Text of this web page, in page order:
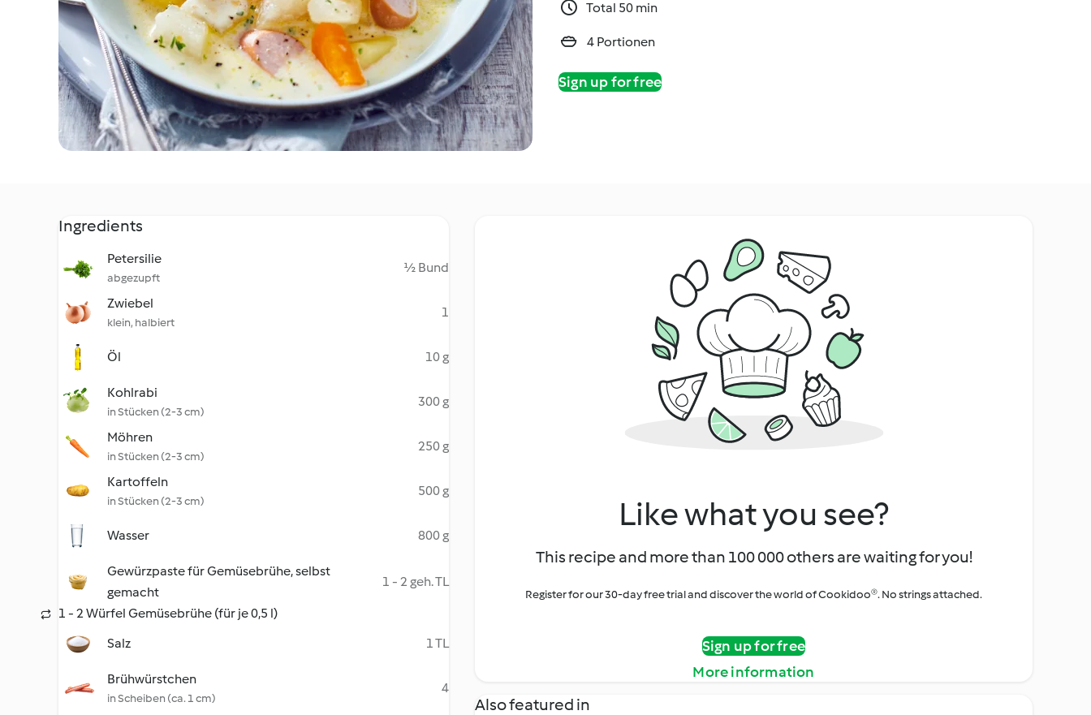
Total 50 min
4 Portionen
Sign up for free
Ingredients
Petersilie
abgezupft
½ Bund
Zwiebel
klein, halbiert
1
Öl 10 g
Kohlrabi
in Stücken (2-3 cm)
300 g
Möhren
in Stücken (2-3 cm)
250 g
Kartoffeln
in Stücken (2-3 cm)
500 g
Wasser 800 g
Gewürzpaste für Gemüsebrühe, selbst
gemacht
1 - 2 geh. TL
1 - 2 Würfel Gemüsebrühe (für je 0,5 l)
Salz
1 TL
Brühwürstchen
in Scheiben (ca. 1 cm)
4
Like what you see?
This recipe and more than 100 000 others are waiting for you!
Register for our 30-day free trial and discover the world of Cookidoo®. No strings attached.
Sign up for free
More information
Also featured in